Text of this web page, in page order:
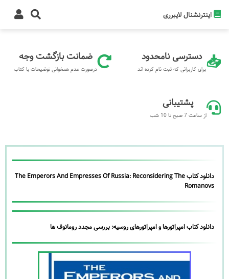
اینترنشنال لایبرری
دسترسی نامحدود
برای کاربرانی که ثبت نام کرده اند
ضمانت بازگشت وجه
درصورت عدم همخوانی توضیحات با کتاب
پشتیبانی
از ساعت 7 صبح تا 10 شب
دانلود کتاب The Emperors And Empresses Of Russia: Reconsidering The
Romanovs
دانلود کتاب امپراتورها و امپراتورهای روسیه: بررسی مجدد رومانوف ها